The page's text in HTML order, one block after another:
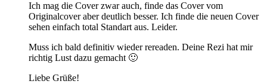
Ich mag die Cover zwar auch, finde das Cover vom
Originalcover aber deutlich besser. Ich finde die neuen Cover
sehen einfach total Standart aus. Leider.
Muss ich bald definitiv wieder rereaden. Deine Rezi hat mir
richtig Lust dazu gemacht 🙂
Liebe Grüße!